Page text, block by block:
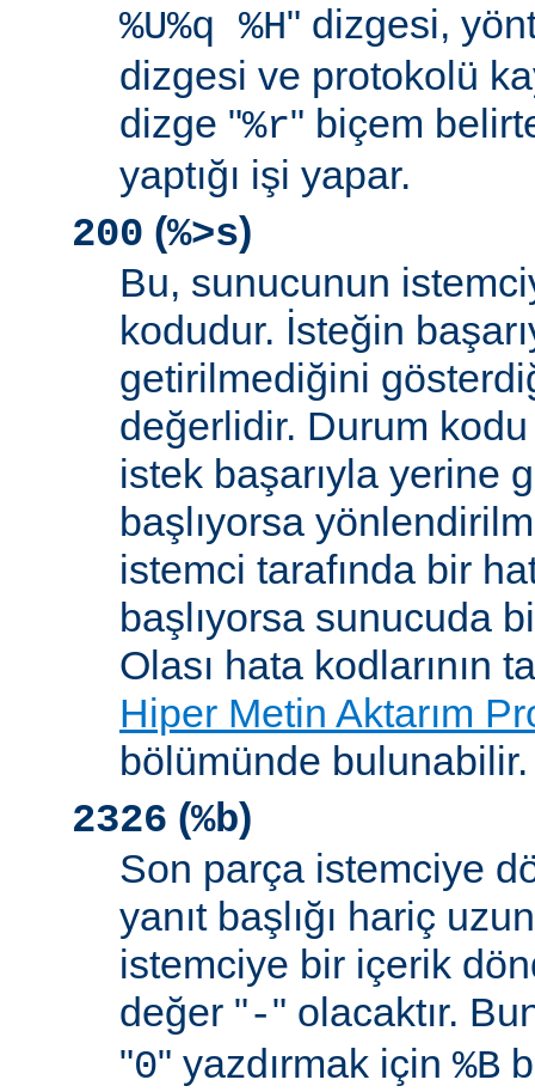
%U%q %H" dizgesi,
dizgesi ve protokolü
dizge "%r" biçem
yaptığı işi yapar.
200 (%>s)
Bu, sunucunun
kodudur. İsteğin
getirilmediğini
değerlidir. Durum
istek başarıyla yerine
başlıyorsa
istemci tarafında bir
başlıyorsa sunucuda
Olası hata kodlarının
Hiper Metin Aktarım
bölümünde bulunabilir.
2326 (%b)
Son parça istemciye
yanıt başlığı hariç
istemciye bir içerik
değer "-" olacaktır.
"0" yazdırmak için %B